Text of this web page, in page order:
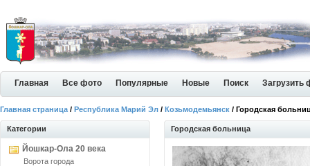
Главная Все фото Популярные Новые Поиск Загрузить
Главная страница / Республика Марий Эл / Козьмодемьянск / Городская
Категории
Йошкар-Ола 20 века
Ворота города
Городская больница